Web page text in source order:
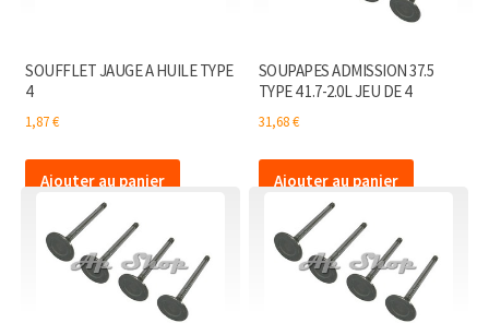
SOUFFLET JAUGE A HUILE TYPE
4
1,87€
Ajouter au panier
SOUPAPES ADMISSION 37.5
TYPE 4 1.7-2.0L JEU DE 4
31,68€
Ajouter au panier